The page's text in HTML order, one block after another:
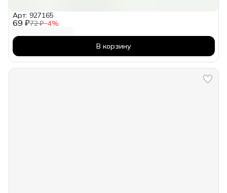
69 ₽72 ₽−4%
Арт: 927165
В корзину